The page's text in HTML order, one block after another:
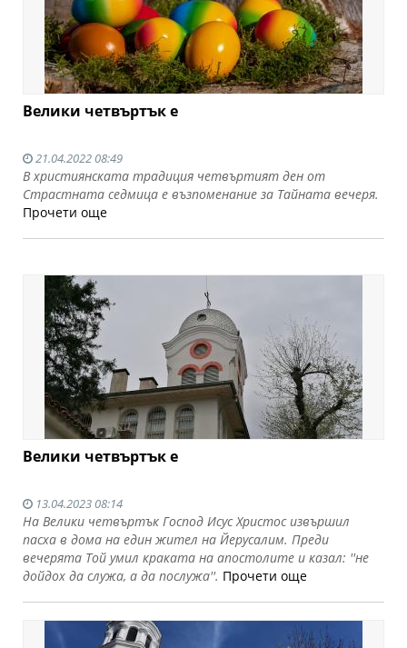
Велики четвъртък е
21.04.2022 08:49
В християнската традиция четвъртият ден от
Страстната седмица е възпоменание за Тайната вечеря.
Прочети още
Велики четвъртък е
13.04.2023 08:14
На Велики четвъртък Господ Исус Христос извършил
пасха в дома на един жител на Йерусалим. Преди
вечерята Той умил краката на апостолите и казал: ''не
дойдох да служа, а да послужа''. Прочети още